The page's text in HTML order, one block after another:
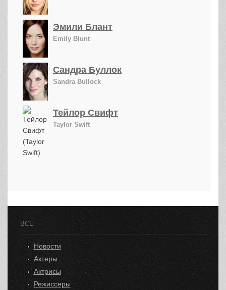
Эмили Блант
Emily Blunt
Сандра Буллок
Sandra Bullock
Тейлор Свифт
Taylor Swift
ВСЕ
Новости
Актеры
Актрисы
Режиссеры